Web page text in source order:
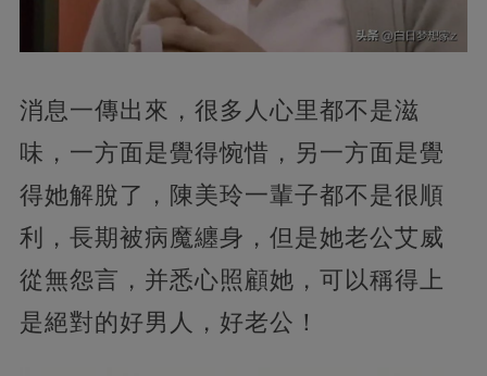
消息一傳出來，很多人心里都不是滋
味，一方面是覺得惋惜，另一方面是覺
得她解脫了，陳美玲一輩子都不是很順
利，長期被病魔纏身，但是她老公艾威
從無怨言，并悉心照顧她，可以稱得上
是絕對的好男人，好老公！